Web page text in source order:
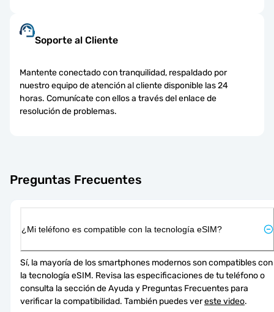
Soporte al Cliente
Mantente conectado con tranquilidad, respaldado por
nuestro equipo de atención al cliente disponible las 24
horas. Comunícate con ellos a través del enlace de
resolución de problemas.
Preguntas Frecuentes
¿Mi teléfono es compatible con la tecnología eSIM?
Sí, la mayoría de los smartphones modernos son compatibles con
la tecnología eSIM. Revisa las especificaciones de tu teléfono o
consulta la sección de Ayuda y Preguntas Frecuentes para
verificar la compatibilidad. También puedes ver este video.